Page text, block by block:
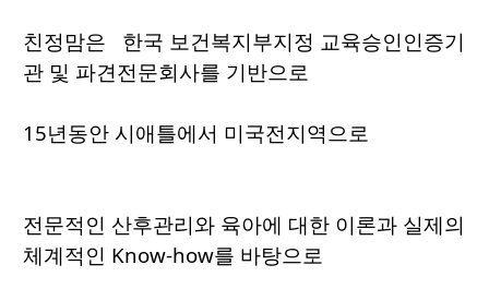
친정맘은 한국 보건복지부지정 교육승인인증기
관 및 파견전문회사를 기반으로
15년동안 시애틀에서 미국전지역으로
전문적인 산후관리와 육아에 대한 이론과 실제의
체계적인 Know-how를 바탕으로